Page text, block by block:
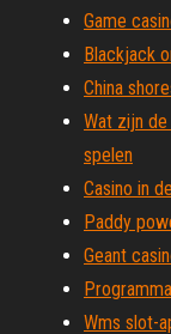
Game
Blackjack
China
Wat zijn
spelen
Casino in
Paddy
Geant
Wms slot-